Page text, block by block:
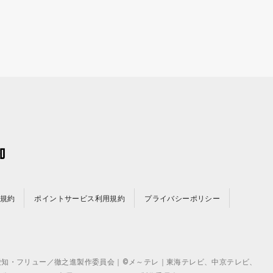
約 ポイントサービス利用規約 プライバシーポリシー
フリュー／徹之進製作委員会｜©メ～テレ｜東海テレビ、中京テレビ、